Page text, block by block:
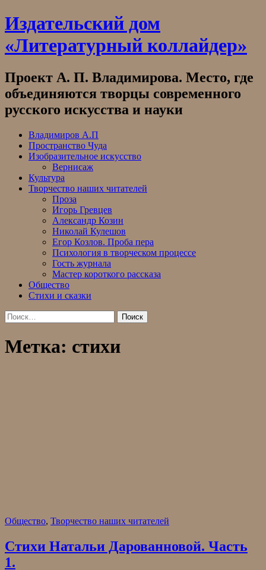
Skip
to
content
Издательский дом
«Литературный коллайдер»
Проект А. П. Владимирова. Место, где
объединяются творцы современного
русского искусства и науки
Владимиров А.П
Пространство Чуда
Изобразительное искусство
Вернисаж
Культура
Творчество наших читателей
Проза
Игорь Гревцев
Александр Козин
Николай Кулешов
Егор Козлов. Проба пера
Психология в творческом процессе
Гость журнала
Мастер короткого рассказа
Общество
Стихи и сказки
Найти:
Метка: стихи
Общество, Творчество наших читателей
Стихи Натальи Дарованновой. Часть
1.